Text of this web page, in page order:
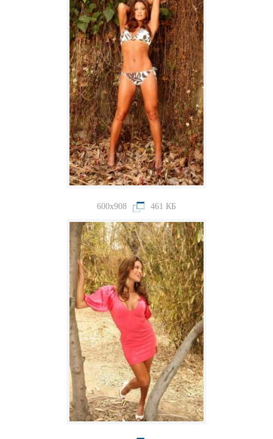
600x908 461 КБ